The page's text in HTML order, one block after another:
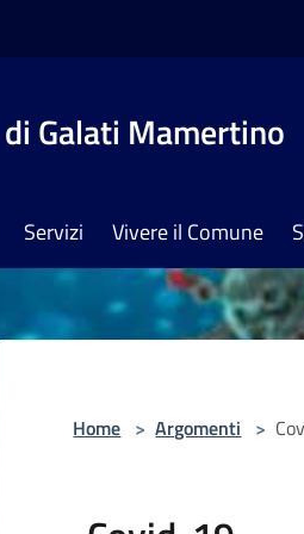
Galati Mamertino
Servizi Vivere il Comune
Home > Argomenti >